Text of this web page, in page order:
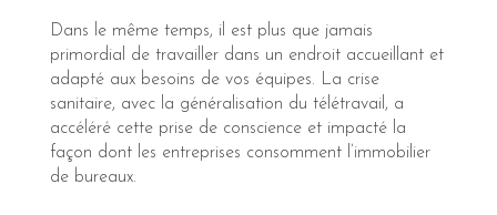
Dans le même temps, il est plus que jamais
primordial de travailler dans un endroit accueillant et
adapté aux besoins de vos équipes. La crise
sanitaire, avec la généralisation du télétravail, a
accéléré cette prise de conscience et impacté la
façon dont les entreprises consomment l’immobilier
de bureaux.